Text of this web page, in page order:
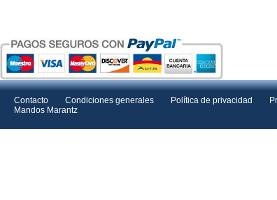
Contacto Condiciones generales Política de privacidad
Mandos Marantz